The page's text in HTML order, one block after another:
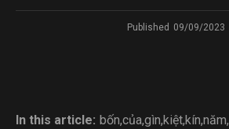
Published 09/09/2023
In this article: bốn,của,gìn,kiệt,kín,năm,